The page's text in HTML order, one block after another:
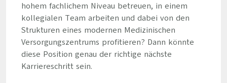
hohem fachlichem Niveau betreuen, in einem
kollegialen Team arbeiten und dabei von den
Strukturen eines modernen Medizinischen
Versorgungszentrums profitieren? Dann könnte
diese Position genau der richtige nächste
Karriereschritt sein.